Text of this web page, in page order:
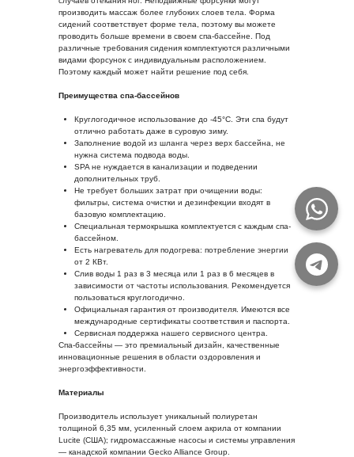
производить массаж более глубоких слоев тела. Форма
сидений соответствует форме тела, поэтому вы можете
проводить больше времени в своем спа-бассейне. Под
различные требования сидения комплектуются различными
видами форсунок с индивидуальным расположением.
Поэтому каждый может найти решение под себя.
Преимущества спа-бассейнов
Круглогодичное использование до -45°С. Эти спа будут
отлично работать даже в суровую зиму.
Заполнение водой из шланга через верх бассейна, не
нужна система подвода воды.
SPA не нуждается в канализации и подведении
дополнительных труб.
Не требует больших затрат при очищении воды:
фильтры, система очистки и дезинфекции входят в
базовую комплектацию.
Специальная термокрышка комплектуется с каждым спа-
бассейном.
Есть нагреватель для подогрева: потребление энергии
от 2 КВт.
Слив воды 1 раз в 3 месяца или 1 раз в 6 месяцев в
зависимости от частоты использования. Рекомендуется
пользоваться круглогодично.
Официальная гарантия от производителя. Имеются все
международные сертификаты соответствия и паспорта.
Сервисная поддержка нашего сервисного центра.
Спа-бассейны — это премиальный дизайн, качественные
инновационные решения в области оздоровления и
энергоэффективности.
Материалы
Производитель использует уникальный полиуретан
толщиной 6,35 мм, усиленный слоем акрила от компании
Lucite (США); гидромассажные насосы и системы управления
— канадской компании Gecko Alliance Group.